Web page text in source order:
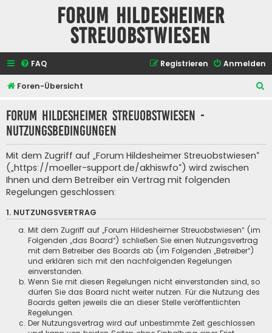
Forum Hildesheimer
Streuobstwiesen
FAQ Anmelden
Registrieren
Foren-Übersicht
Forum Hildesheimer Streuobstwiesen -
Nutzungsbedingungen
Mit dem Zugriff auf „Forum Hildesheimer Streuobstwiesen“
(„https://moeller-support.de/akhiswfo“) wird zwischen
Ihnen und dem Betreiber ein Vertrag mit folgenden
Regelungen geschlossen:
1. NUTZUNGSVERTRAG
Mit dem Zugriff auf „Forum Hildesheimer Streuobstwiesen“ (im
Folgenden „das Board“) schließen Sie einen Nutzungsvertrag
mit dem Betreiber des Boards ab (im Folgenden „Betreiber“)
und erklären sich mit den nachfolgenden Regelungen
einverstanden.
Wenn Sie mit diesen Regelungen nicht einverstanden sind, so
dürfen Sie das Board nicht weiter nutzen. Für die Nutzung des
Boards gelten jeweils die an dieser Stelle veröffentlichten
Regelungen.
Der Nutzungsvertrag wird auf unbestimmte Zeit geschlossen